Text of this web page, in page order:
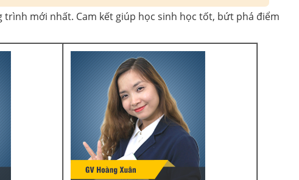
mới nhất. Cam kết giúp học sinh học tốt, bứt phá điểm